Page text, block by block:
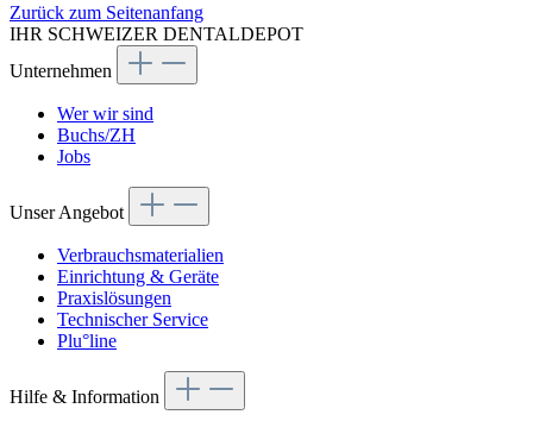
Zurück zum Seitenanfang
IHR SCHWEIZER DENTALDEPOT
Unternehmen
Wer wir sind
Buchs/ZH
Jobs
Unser Angebot
Verbrauchsmaterialien
Einrichtung & Geräte
Praxislösungen
Technischer Service
Plu°line
Hilfe & Information